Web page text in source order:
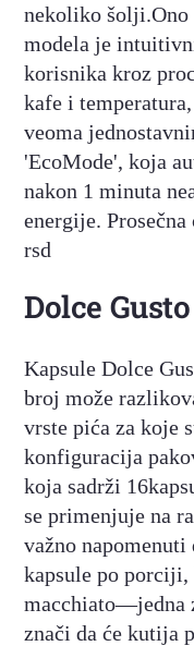
nekoliko
modela je
korisnika kroz
kafe i
veoma
'EcoMode', koja
nakon 1 minuta
energije.
rsd
Dolce
Kapsule Dolce
broj može
vrste pića za koje
konfiguracija
koja sadrži
se primenjuje na
važno napomenuti
kapsule po
macchiato—jedna
znači da će kutija